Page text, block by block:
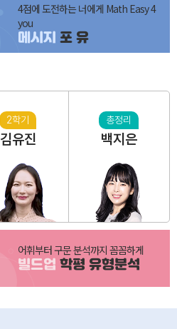
4점에 도전하는 너에게 Math Easy 4
you
메시지 포 유
2학기
김유진
총정리
백지은
어휘부터 구문 분석까지 꼼꼼하게
빌드업 학평 유형분석